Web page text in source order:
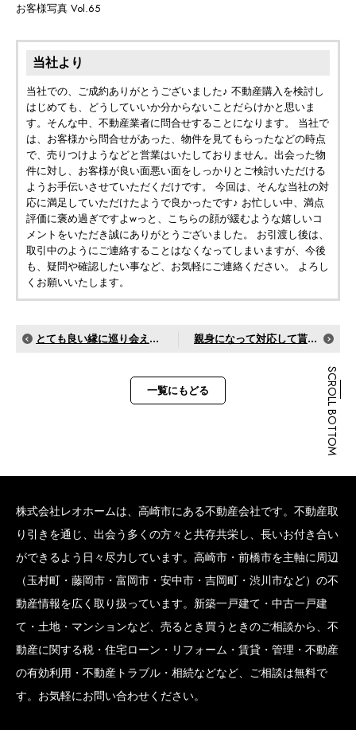
お客様写真 Vol.65
当社より
当社での、ご成約ありがとうございました♪ 不動産購入を検討し
はじめても、どうしていいか分からないことだらけかと思いま
す。そんな中、不動産業者に問合せすることになります。 当社で
は、お客様から問合せがあった、物件を見てもらったなどの時点
で、売りつけようなどと営業はいたしておりません。出会った物
件に対し、お客様が良い面悪い面をしっかりとご検討いただける
ようお手伝いさせていただくだけです。 今回は、そんな当社の対
応に満足していただけたようで良かったです♪ お忙しい中、満点
評価に褒め過ぎですよwっと、こちらの顔が緩むような嬉しいコ
メントをいただき誠にありがとうございました。 お引渡し後は、
取引中のようにご連絡することはなくなってしまいますが、今後
も、疑問や確認したい事など、お気軽にご連絡ください。 よろし
くお願いいたします。
とても良い縁に巡り会えました 親身になって対応して貰えました
一覧にもどる
株式会社レオホームは、高崎市にある不動産会社です。不動産取
り引きを通じ、出会う多くの方々と共存共栄し、長いお付き合い
ができるよう日々尽力しています。高崎市・前橋市を主軸に周辺
（玉村町・藤岡市・富岡市・安中市・吉岡町・渋川市など）の不
動産情報を広く取り扱っています。新築一戸建て・中古一戸建
て・土地・マンションなど、売るとき買うときのご相談から、不
動産に関する税・住宅ローン・リフォーム・賃貸・管理・不動産
の有効利用・不動産トラブル・相続などなど、ご相談は無料で
す。お気軽にお問い合わせください。
SCROLL BOTTOM